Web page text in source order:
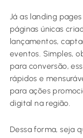
Já as landing
páginas únicas
lançamentos,
eventos. Simples,
para conversão,
rápidos e
para ações
digital na região.
Dessa forma, seja